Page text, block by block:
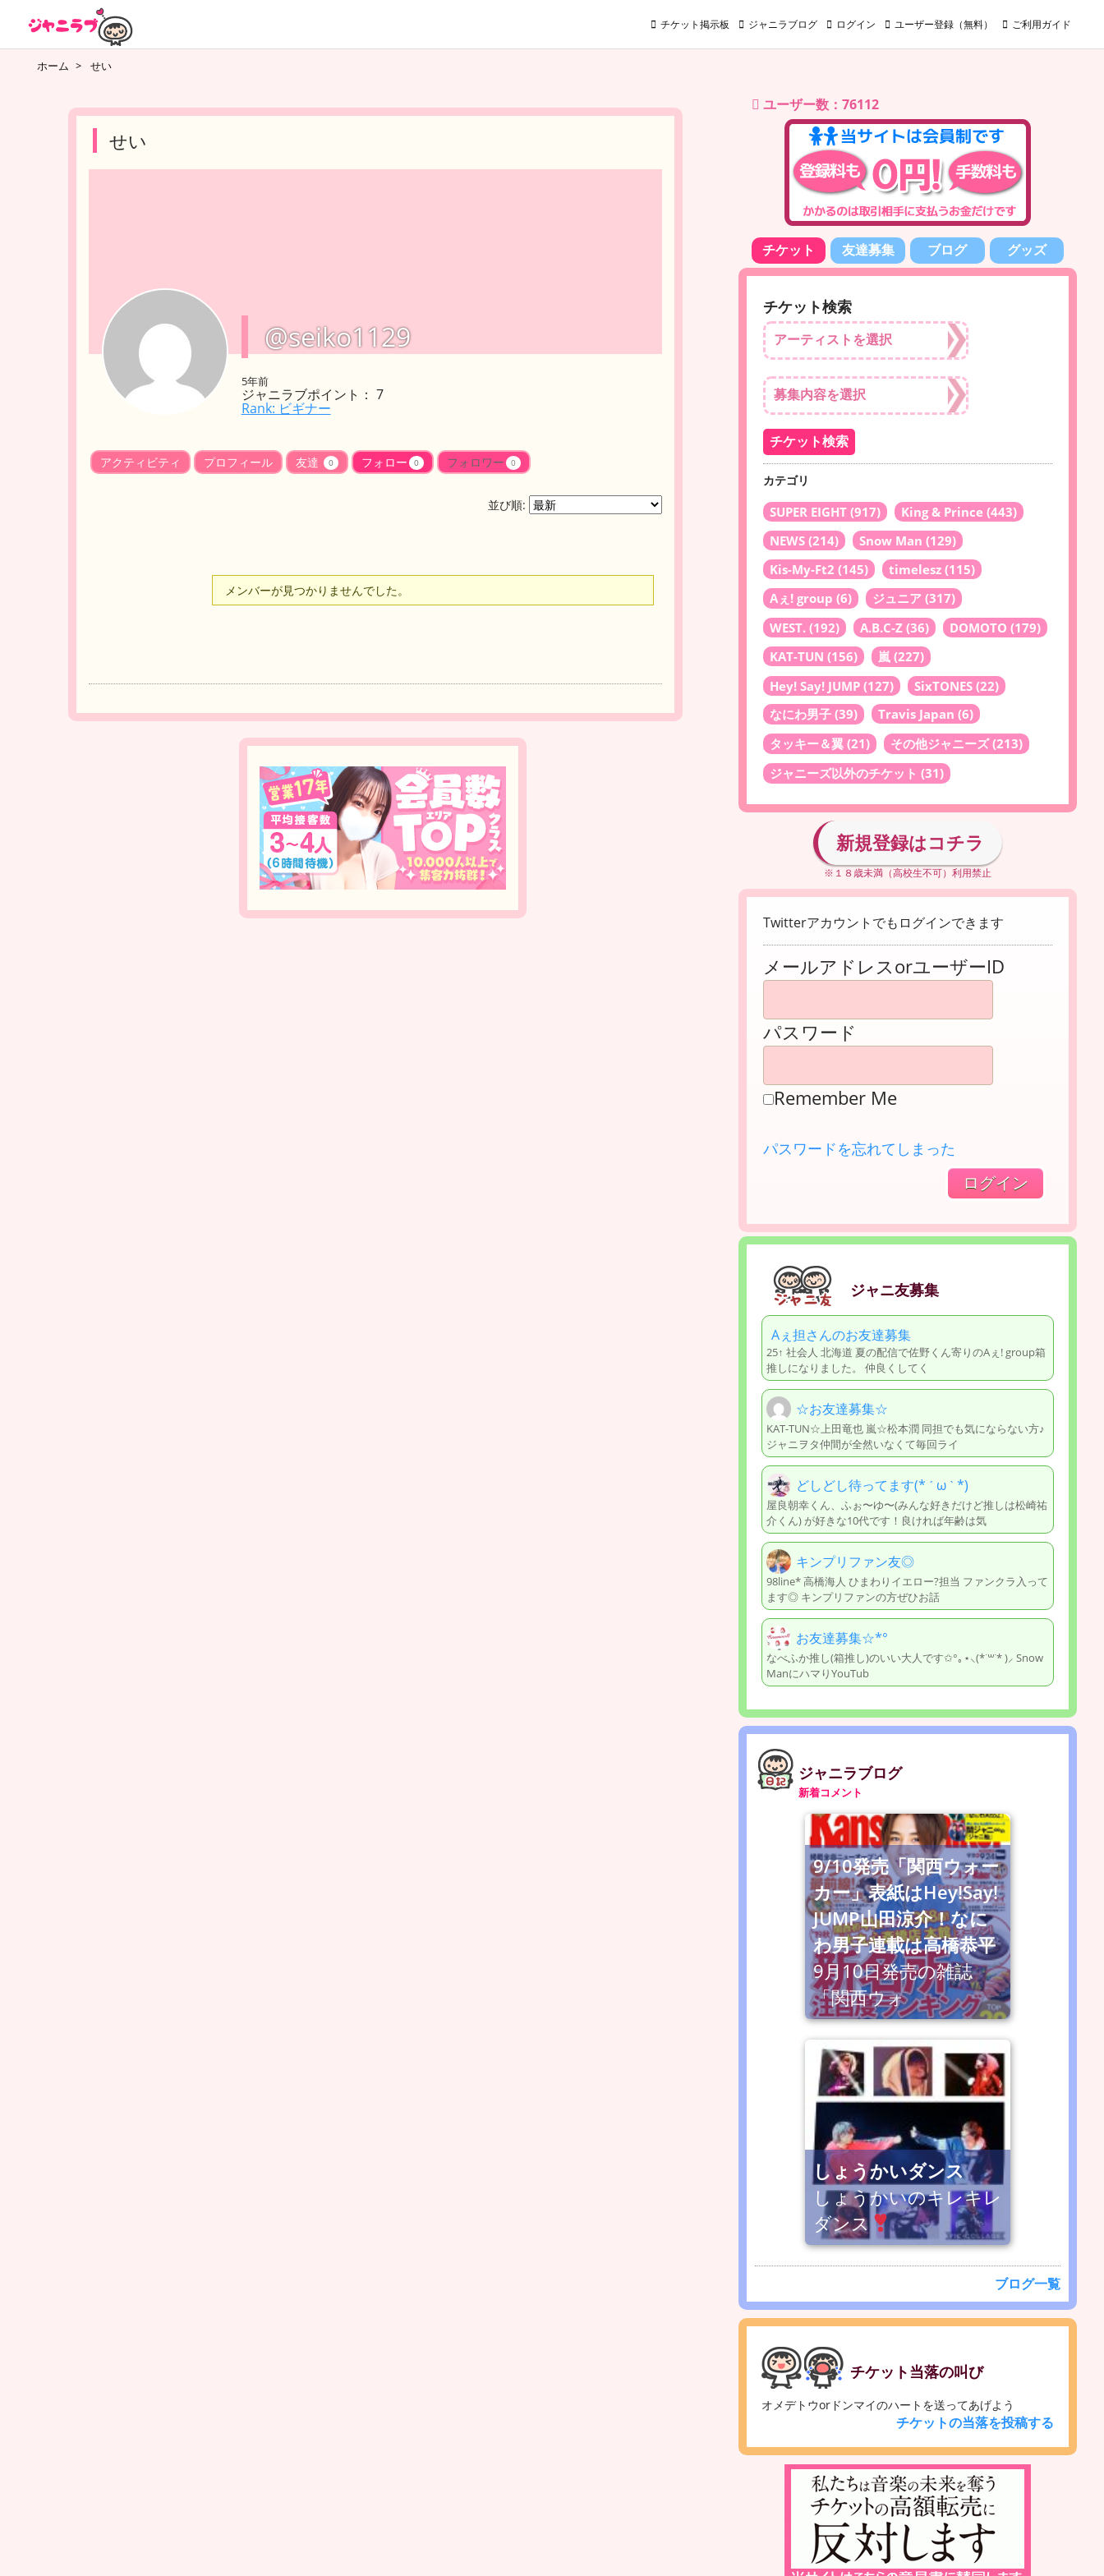
チケット掲示板 ジャニラブログ ログイン ユーザー登録（無料） ご利用ガイド
ホーム > せい
せい
@seiko1129
5年前
ジャニラブポイント： 7
Rank: ビギナー
アクティビティ プロフィール 友達 0 フォロー 0 フォロワー 0
並び順:
メンバーが見つかりませんでした。
ユーザー数：76112
チケット 友達募集 ブログ グッズ
チケット検索
カテゴリ
SUPER EIGHT (917) King & Prince (443)
NEWS (214) Snow Man (129)
Kis-My-Ft2 (145) timelesz (115)
Aぇ! group (6) ジュニア (317)
WEST. (192) A.B.C-Z (36) DOMOTO (179)
KAT-TUN (156) 嵐 (227)
Hey! Say! JUMP (127) SixTONES (22)
なにわ男子 (39) Travis Japan (6)
タッキー＆翼 (21) その他ジャニーズ(213)
ジャニーズ以外のチケット (31)
新規登録はコチラ
※１８歳未満（高校生不可）利用禁止
Twitterアカウントでもログインできます
メールアドレスorユーザーID
パスワード
Remember Me
パスワードを忘れてしまった
ジャニ友募集
Aぇ担さんのお友達募集
25↑ 社会人 北海道 夏の配信で佐野くん寄りのAぇ! group箱
推しになりました。 仲良くしてく
☆お友達募集☆
KAT-TUN☆上田竜也 嵐☆松本潤 同担でも気にならない方♪
ジャニヲタ仲間が全然いなくて毎回ライ
どしどし待ってます(* ˊ ω ˋ *)
屋良朝幸くん、ふぉ〜ゆ〜(みんな好きだけど推しは松崎祐
介くん) が好きな10代です！良ければ年齢は気
キンプリファン友◎
98line* 高橋海人 ひまわりイエロー?担当 ファンクラ入って
ます◎ キンプリファンの方ぜひお話
お友達募集☆*°
なべふか推し(箱推し)のいい大人です✩°｡⋆⸜(*˙꒳˙* )⸝ Snow
ManにハマりYouTub
ジャニラブログ
新着コメント
9/10発売「関西ウォー
カー」表紙はHey!Say!
JUMP山田涼介！なに
わ男子連載は高橋恭平
9月10日発売の雑誌
「関西ウォ
しょうかいダンス
しょうかいのキレキレ
ダンス
ブログ一覧
チケット当落の叫び
オメデトウorドンマイのハートを送ってあげよう
チケットの当落を投稿する